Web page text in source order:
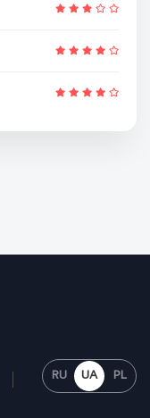
RU UA PL